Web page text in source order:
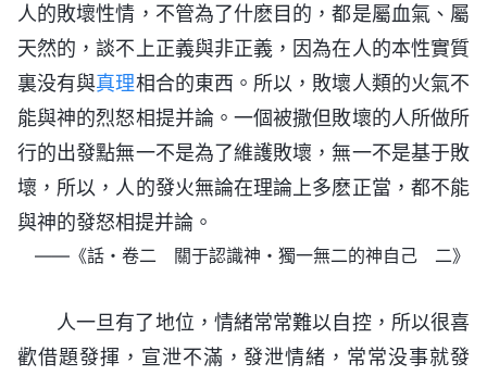
人的敗壞性情，不管為了什麽目的，都是屬血氣、屬
天然的，談不上正義與非正義，因為在人的本性實質
裏没有與真理相合的東西。所以，敗壞人類的火氣不
能與神的烈怒相提并論。一個被撒但敗壞的人所做所
行的出發點無一不是為了維護敗壞，無一不是基于敗
壞，所以，人的發火無論在理論上多麽正當，都不能
與神的發怒相提并論。
——《話・卷二 關于認識神・獨一無二的神自己 二》
人一旦有了地位，情緒常常難以自控，所以很喜
歡借題發揮，宣泄不滿，發泄情緒，常常没事就發